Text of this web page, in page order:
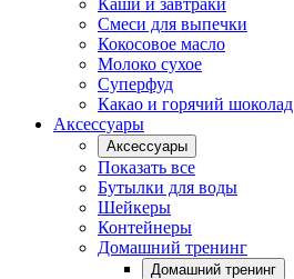
Смеси для выпечки
Кокосовое масло
Молоко сухое
Суперфуд
Какао и горячий шоколад
Аксессуары
Аксессуары
Показать все
Бутылки для воды
Шейкеры
Контейнеры
Домашний тренинг
Домашний тренинг